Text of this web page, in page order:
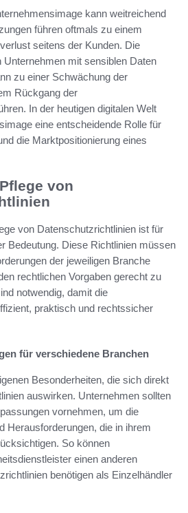
kann weitreichend
führen oftmals zu einem
seitens der Kunden. Die
Unternehmen mit sensiblen Daten
zu einer Schwächung der
Rückgang der
In der heutigen digitalen Welt
eine entscheidende Rolle für
die Marktpositionierung eines
von
von Datenschutzrichtlinien ist für
Bedeutung. Diese Richtlinien müssen
der jeweiligen Branche
rechtlichen Vorgaben gerecht zu
notwendig, damit die
praktisch und rechtssicher
für verschiedene Branchen
Besonderheiten, die sich direkt
auswirken. Unternehmen sollten
vornehmen, um die
Herausforderungen, die in ihrem
So können
einen anderen
benötigen als Einzelhändler